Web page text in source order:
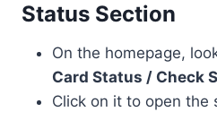
Status Section
On the homepage,
Card Status / Check
Click on it to open the